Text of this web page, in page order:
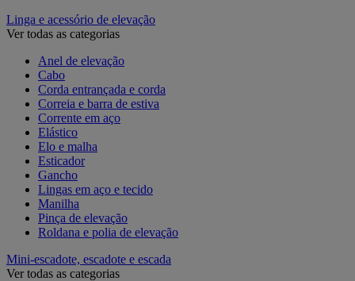
Linga e acessório de elevação
Ver todas as categorias
Anel de elevação
Cabo
Corda entrançada e corda
Correia e barra de estiva
Corrente em aço
Elástico
Elo e malha
Esticador
Gancho
Lingas em aço e tecido
Manilha
Pinça de elevação
Roldana e polia de elevação
Mini-escadote, escadote e escada
Ver todas as categorias